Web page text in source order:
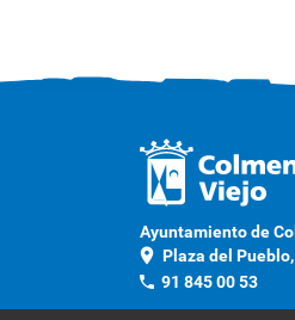
Ayuntamiento de
location_on Plaza del Pueblo,
phone 91 845 00 53